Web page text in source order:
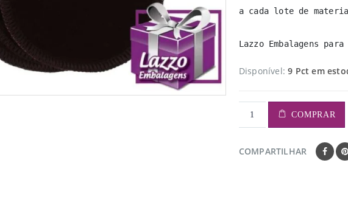
a cada lote de
Lazzo Embalagens
Disponível:9 Pct em
COMPRAR
COMPARTILHAR